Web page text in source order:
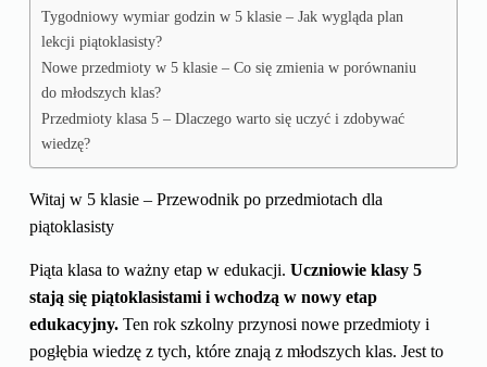
Tygodniowy wymiar godzin w 5 klasie – Jak wygląda plan
lekcji piątoklasisty?
Nowe przedmioty w 5 klasie – Co się zmienia w porównaniu
do młodszych klas?
Przedmioty klasa 5 – Dlaczego warto się uczyć i zdobywać
wiedzę?
Witaj w 5 klasie – Przewodnik po przedmiotach dla
piątoklasisty
Piąta klasa to ważny etap w edukacji. Uczniowie klasy 5
stają się piątoklasistami i wchodzą w nowy etap
edukacyjny.Ten rok szkolny przynosi nowe przedmioty i
pogłębia wiedzę z tych, które znają z młodszych klas. Jest to